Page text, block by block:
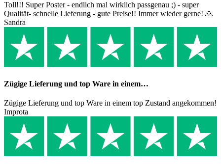
Toll!!! Super Poster - endlich mal wirklich passgenau ;) - super
Qualität- schnelle Lieferung - gute Preise!! Immer wieder gerne! 🙏
Sandra
Zügige Lieferung und top Ware in einem…
Zügige Lieferung und top Ware in einem top Zustand angekommen!
Improta